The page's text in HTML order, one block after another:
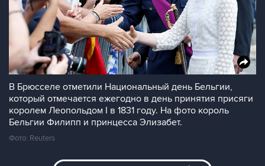
В Брюсселе отметили Национальный день Бельгии,
который отмечается ежегодно в день принятия присяги
королем Леопольдом I в 1831 году. На фото король
Бельгии Филипп и принцесса Элизабет.
Фото: Reuters